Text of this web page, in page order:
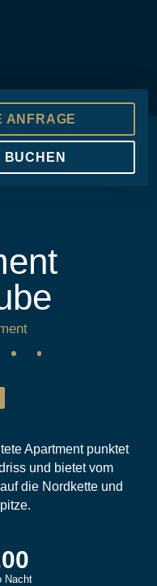
ANFRAGE
BUCHEN
Apartment punktet
und bietet vom
die Nordkette und
Nacht